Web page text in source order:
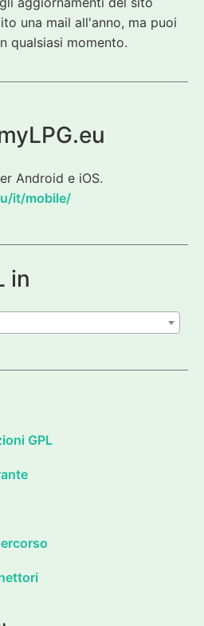
una mail all'anno, ma puoi
qualsiasi momento.
Android e iOS.
it/mobile/
in
GPL